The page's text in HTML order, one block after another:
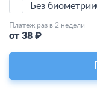
Без биометрии
Платеж раз в 2 недели
от38 ₽
Изучите все
Выберите